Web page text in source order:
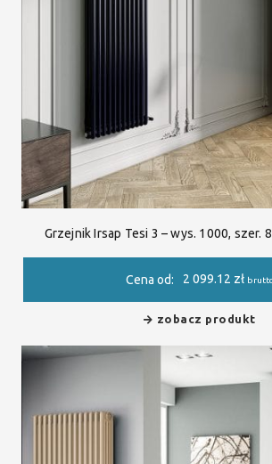
Grzejnik Irsap Tesi 3 – wys. 1000, szer.
Cena od: 2 099.12 zł
zobacz produkt